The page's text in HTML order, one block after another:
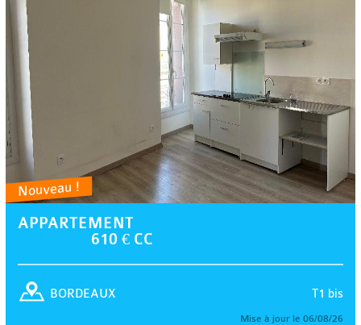
Nouveau !
APPARTEMENT
610 € CC
T1 bis
BORDEAUX
Mise à jour le 06/08/26